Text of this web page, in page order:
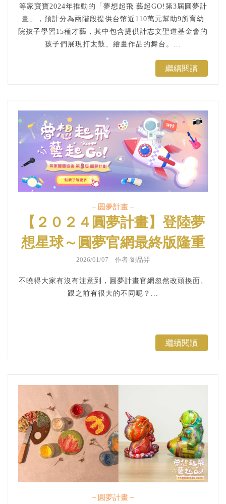
等家寶寶2024年推動的「夢想起飛 藝起GO!第3屆圓夢計
畫」，預計分為兩階段提供台幣近110萬元幫助9所育幼
院孩子學習15種才藝，其中包含提供計志文聖道基金會的
孩子們展現打太鼓、繪畫作品的舞台。...
繼續閱讀
－圓夢計畫－
【２０２４圓夢計畫】登陸夢
想星球～圓夢官網最終版隆重
登場！
2026/01/07 作者-劉品羿
不曉得大家有沒有注意到，圓夢計畫官網忽然改頭換面、
跟之前有很大的不同呢？...
繼續閱讀
－圓夢計畫－